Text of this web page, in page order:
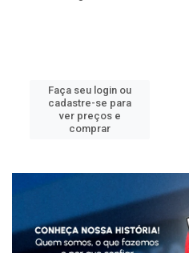
Faça seu login ou
cadastre-se para
ver preços e
comprar